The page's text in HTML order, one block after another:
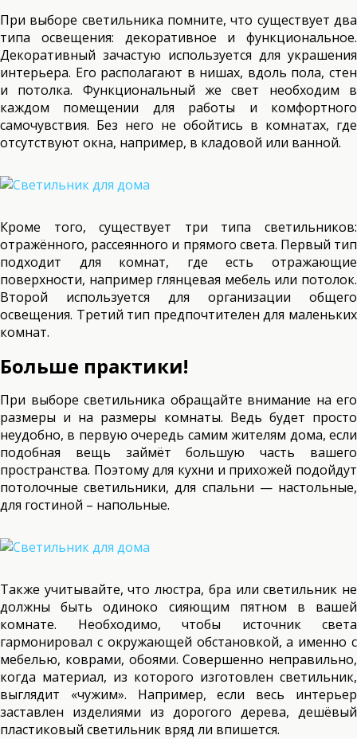
При выборе светильника помните, что существует два
типа освещения: декоративное и функциональное.
Декоративный зачастую используется для украшения
интерьера. Его располагают в нишах, вдоль пола, стен
и потолка. Функциональный же свет необходим в
каждом помещении для работы и комфортного
самочувствия. Без него не обойтись в комнатах, где
отсутствуют окна, например, в кладовой или ванной.
Кроме того, существует три типа светильников:
отражённого, рассеянного и прямого света. Первый тип
подходит для комнат, где есть отражающие
поверхности, например глянцевая мебель или потолок.
Второй используется для организации общего
освещения. Третий тип предпочтителен для маленьких
комнат.
Больше практики!
При выборе светильника обращайте внимание на его
размеры и на размеры комнаты. Ведь будет просто
неудобно, в первую очередь самим жителям дома, если
подобная вещь займёт большую часть вашего
пространства. Поэтому для кухни и прихожей подойдут
потолочные светильники, для спальни — настольные,
для гостиной – напольные.
Также учитывайте, что люстра, бра или светильник не
должны быть одиноко сияющим пятном в вашей
комнате. Необходимо, чтобы источник света
гармонировал с окружающей обстановкой, а именно с
мебелью, коврами, обоями. Совершенно неправильно,
когда материал, из которого изготовлен светильник,
выглядит «чужим». Например, если весь интерьер
заставлен изделиями из дорогого дерева, дешёвый
пластиковый светильник вряд ли впишется.